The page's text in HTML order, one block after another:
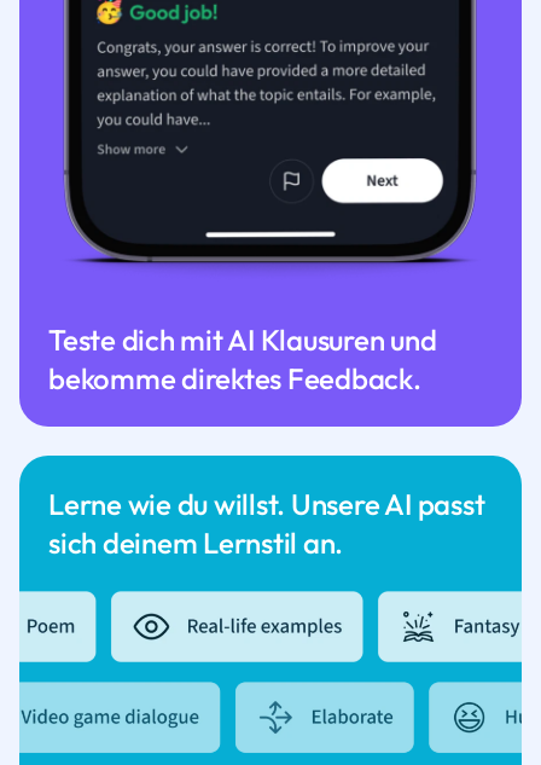
Lerne wie du willst. Unsere AI passt
sich deinem Lernstil an.
Teste dich mit AI Klausuren und
bekomme direktes Feedback.